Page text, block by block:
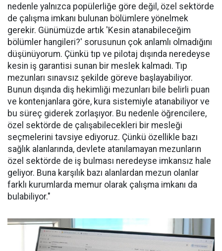
nedenle yalnızca popülerliğe göre değil, özel sektörde
de çalışma imkanı bulunan bölümlere yönelmek
gerekir. Günümüzde artık 'Kesin atanabileceğim
bölümler hangileri?' sorusunun çok anlamlı olmadığını
düşünüyorum. Çünkü tıp ve pilotaj dışında neredeyse
kesin iş garantisi sunan bir meslek kalmadı. Tıp
mezunları sınavsız şekilde göreve başlayabiliyor.
Bunun dışında diş hekimliği mezunları bile belirli puan
ve kontenjanlara göre, kura sistemiyle atanabiliyor ve
bu süreç giderek zorlaşıyor. Bu nedenle öğrencilere,
özel sektörde de çalışabilecekleri bir mesleği
seçmelerini tavsiye ediyoruz. Çünkü özellikle bazı
sağlık alanlarında, devlete atanılamayan mezunların
özel sektörde de iş bulması neredeyse imkansız hale
geliyor. Buna karşılık bazı alanlardan mezun olanlar
farklı kurumlarda memur olarak çalışma imkanı da
bulabiliyor."